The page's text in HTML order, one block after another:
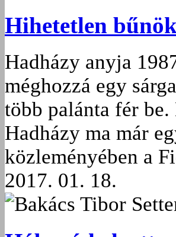
Hihetetlen
Hadházy anyja
méghozzá egy
több palánta fér
Hadházy ma már
közleményében a
2017. 01. 18.
Bakács Tibor